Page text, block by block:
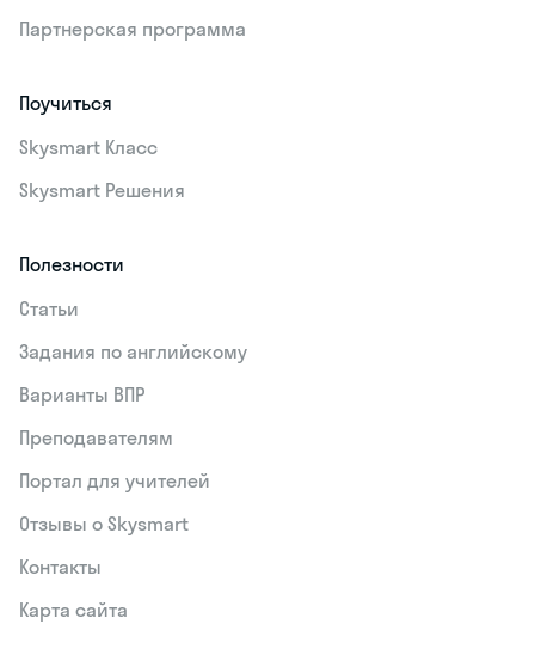
Партнерская программа
Поучиться
Skysmart Класс
Skysmart Решения
Полезности
Статьи
Задания по английскому
Варианты ВПР
Преподавателям
Портал для учителей
Отзывы о Skysmart
Контакты
Карта сайта